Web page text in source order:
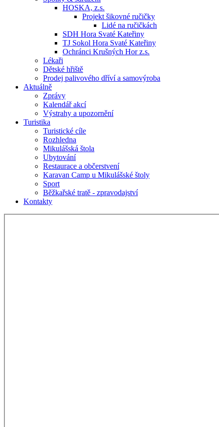
HOSKA, z.s.
Projekt šikovné ručičky
Lidé na ručičkách
SDH Hora Svaté Kateřiny
TJ Sokol Hora Svaté Kateřiny
Ochránci Krušných Hor z.s.
Lékaři
Dětské hřiště
Prodej palivového dříví a samovýroba
Aktuálně
Zprávy
Kalendář akcí
Výstrahy a upozornění
Turistika
Turistické cíle
Rozhledna
Mikulášská štola
Ubytování
Restaurace a občerstvení
Karavan Camp u Mikulášské štoly
Sport
Běžkařské tratě - zpravodajství
Kontakty